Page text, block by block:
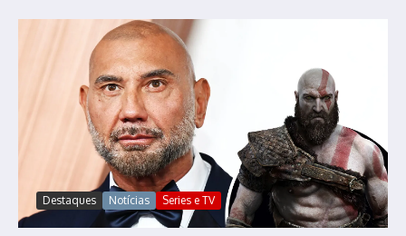
Destaques Notícias Series e TV